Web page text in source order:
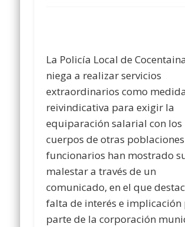
La Policía Local de
niega a realizar servicios
extraordinarios como medida
reivindicativa para exigir la
equiparación salarial con los
cuerpos de otras
funcionarios han mostrado
malestar a través de un
comunicado, en el que
falta de interés e implicación
parte de la corporación